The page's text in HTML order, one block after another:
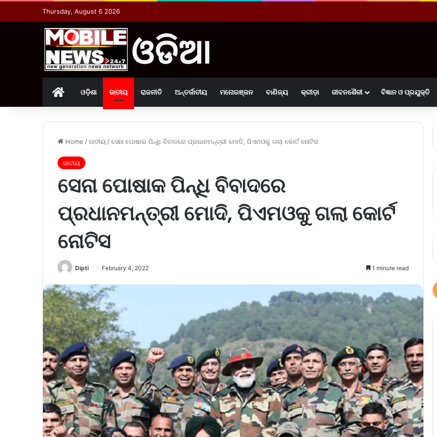
Thursday, August 6 2026
Homeଓଡ଼ିଶା ଜାତୀୟ ରାଜନୀତି ଅନ୍ତର୍ଜାତୀୟ ମନୋରଞ୍ଜନ ବାଣିଜ୍ୟ କ୍ରୀଡ଼ା ଜୀବନଶୈଳୀ ବିଜ୍ଞାନ ଓ ପ୍ରଯୁକ୍ତି
Home /ଜାତୀୟ /ସେନା ପୋଷାକ ପିନ୍ଧି ବିବାଦରେ ପ୍ରଧାନମନ୍ତ୍ରୀ ମୋଦି, ପିଏମଓକୁ ଗଲା କୋର୍ଟ ନୋଟିସ
ଜାତୀୟ
ସେନା ପୋଷାକ ପିନ୍ଧି ବିବାଦରେ
ପ୍ରଧାନମନ୍ତ୍ରୀ ମୋଦି, ପିଏମଓକୁ ଗଲା କୋର୍ଟ
ନୋଟିସ
Dipti February 4, 2022 1 minute read